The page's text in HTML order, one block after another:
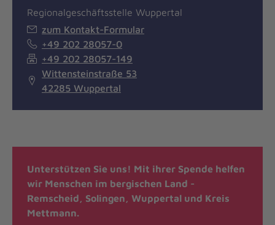
Regionalgeschäftsstelle Wuppertal
zum Kontakt-Formular
+49 202 28057-0
+49 202 28057-149
Wittensteinstraße 53
42285 Wuppertal
Unterstützen Sie uns! Mit ihrer Spende helfen
wir Menschen im bergischen Land -
Remscheid, Solingen, Wuppertal und Kreis
Mettmann.